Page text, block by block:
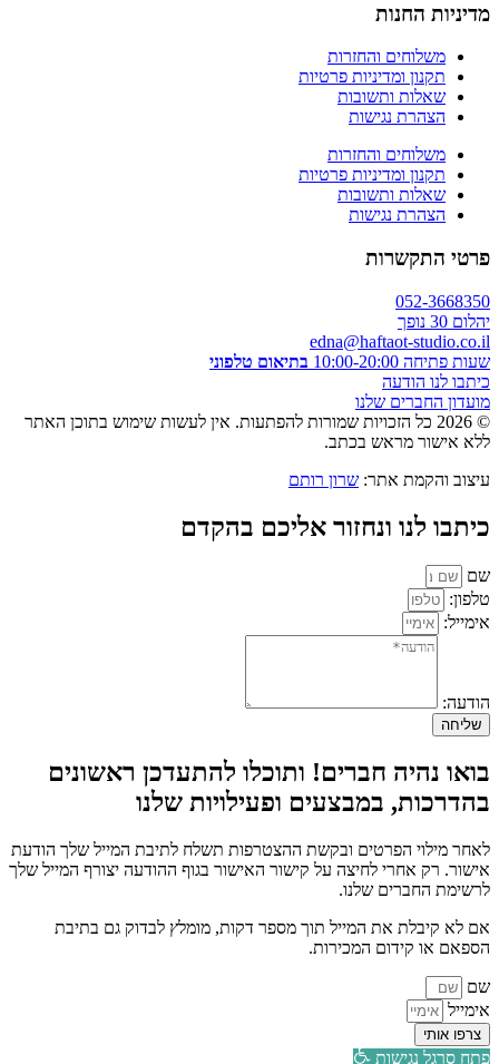
מדיניות החנות
משלוחים והחזרות
תקנון ומדיניות פרטיות
שאלות ותשובות
הצהרת נגישות
משלוחים והחזרות
תקנון ומדיניות פרטיות
שאלות ותשובות
הצהרת נגישות
פרטי התקשרות
052-3668350
יהלום 30 נופך
edna@haftaot-studio.co.il
שעות פתיחה 10:00-20:00
בתיאום טלפוני
כיתבו לנו הודעה
מועדון החברים שלנו
© 2026 כל הזכויות שמורות להפתעות. אין לעשות שימוש בתוכן האתר
ללא אישור מראש בכתב.
עיצוב והקמת אתר: שרון רותם
כיתבו לנו ונחזור אליכם בהקדם
שם
טלפון:
אימייל:
הודעה:
שליחה
בואו נהיה חברים! ותוכלו להתעדכן ראשונים
בהדרכות, במבצעים ופעילויות שלנו
לאחר מילוי הפרטים ובקשת ההצטרפות תשלח לתיבת המייל שלך הודעת
אישור. רק אחרי לחיצה על קישור האישור בגוף ההודעה יצורף המייל שלך
לרשימת החברים שלנו.
אם לא קיבלת את המייל תוך מספר דקות, מומלץ לבדוק גם בתיבת
הספאם או קידום המכירות.
שם
אימייל
צרפו אותי
פתח סרגל נגישות